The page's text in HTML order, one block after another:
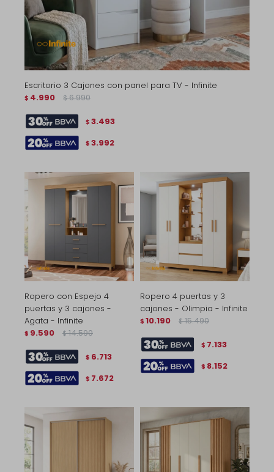
Escritorio 3 Cajones con panel para TV - Infinite
$ 4.990 $ 6.990
$ 3.493
$ 3.992
Ropero con Espejo 4
puertas y 3 cajones -
Agata - Infinite
$ 9.590 $ 14.590
$ 6.713
$ 7.672
Ropero 4 puertas y 3
cajones - Olimpia - Infinite
$ 10.190 $ 15.490
$ 7.133
$ 8.152